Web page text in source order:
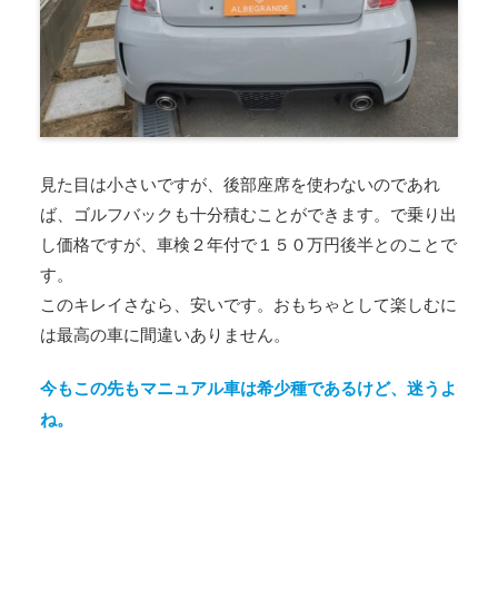
見た目は小さいですが、後部座席を使わないのであれ
ば、ゴルフバックも十分積むことができます。で乗り出
し価格ですが、車検２年付で１５０万円後半とのことで
す。
このキレイさなら、安いです。おもちゃとして楽しむに
は最高の車に間違いありません。
今もこの先もマニュアル車は希少種であるけど、迷うよ
ね。